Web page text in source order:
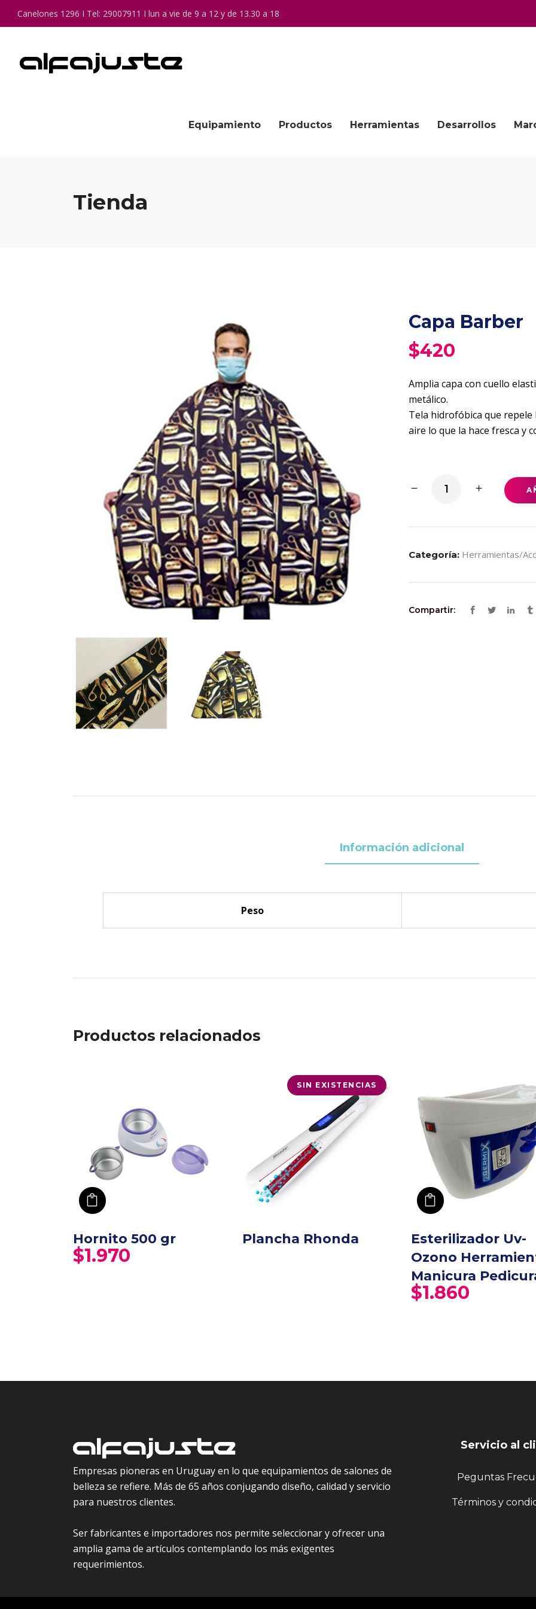
Canelones 1296 I Tel: 29007911 I lun a vie de 9 a 12 y de 13.30 a 18
Equipamiento Productos Herramientas Desarrollos
Tienda
Capa Barber
$420
Amplia capa con cuello
metálico.
Tela hidrofóbica que
aire lo que la hace fresca y
Categoría: Herramientas/
Compartir:
Información adicional
Peso
Productos relacionados
Hornito 500 gr
$1.970
SIN EXISTENCIAS
Plancha Rhonda
añadir a carro
Esterilizador Uv-
Ozono
Manicura
$1.860
Empresas pioneras en Uruguay en lo que equipamientos de salones de
belleza se refiere. Más de 65 años conjugando diseño, calidad y servicio
para nuestros clientes.
Ser fabricantes e importadores nos permite seleccionar y ofrecer una
amplia gama de artículos contemplando los más exigentes
requerimientos.
Servicio al
Peguntas
Términos y